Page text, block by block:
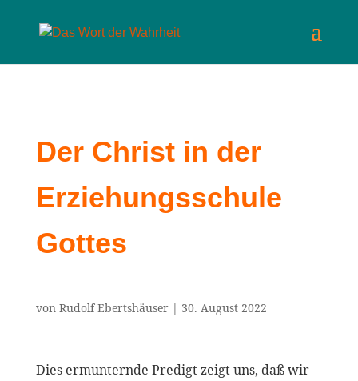
Der Christ in der
Erziehungsschule
Gottes
von Rudolf Ebertshäuser| 30. August 2022
Dies ermunternde Predigt zeigt uns, daß wir